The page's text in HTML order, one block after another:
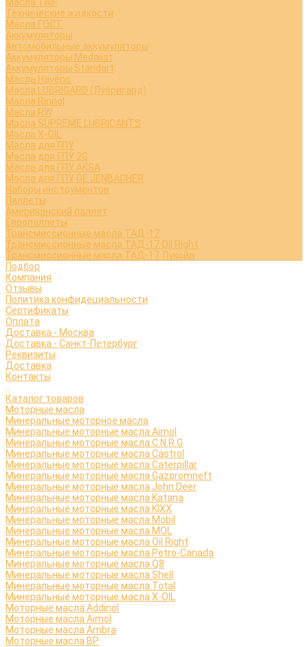
Технические жидкости
Масла ГОСТ
Аккумуляторы
Автомобильные аккумуляторы
Аккумуляторы Medalist
Аккумуляторы Standart
Масла Havens
Масла LUBRIGARD (Лубригард)
Масла Rinnol
Масла RW
Масла SUPREME LUBRICANTS
Масла X-OIL
Масла для ГПУ
Масла для ГПУ 2G
Масла для ГПУ AKSA
Масла для ГПУ GE JENBACHER
Наборы инструментов
Паллеты
Американский паллет
Европаллеты
Трансмиссионные масла ТАД-17
Трансмиссионные масла ТАД-17 Oil Right
Трансмиссионные масла ТАД-17 Лукойл
Подбор
Компания
Отзывы
Политика конфидециальности
Сертификаты
Оплата
Доставка - Москва
Доставка - Санкт-Петербург
Реквизиты
Доставка
Контакты
Каталог товаров
Моторные масла
Минеральные моторное масла
Минеральные моторные масла Aimol
Минеральные моторные масла C.N.R.G
Минеральные моторные масла Castrol
Минеральные моторные масла Caterpillar
Минеральные моторные масла Gazpromneft
Минеральные моторные масла John Deer
Минеральные моторные масла Katana
Минеральные моторные масла KIXX
Минеральные моторные масла Mobil
Минеральные моторные масла MOL
Минеральные моторные масла Oil Right
Минеральные моторные масла Petro-Canada
Минеральные моторные масла Q8
Минеральные моторные масла Shell
Минеральные моторные масла Total
Минеральные моторные масла X-OIL
Моторные масла Addinol
Моторные масла Aimol
Моторные масла Ambra
Моторные масла BP